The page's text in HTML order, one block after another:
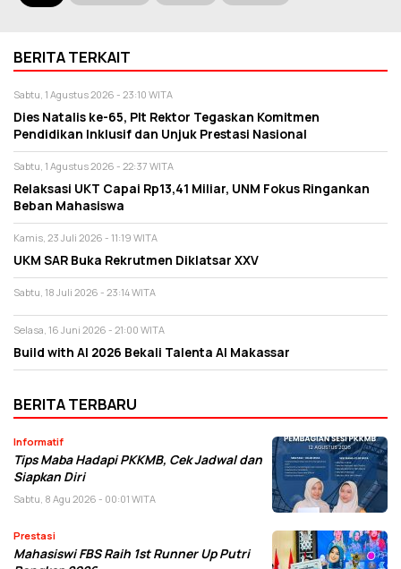
BERITA TERKAIT
Sabtu, 1 Agustus 2026 - 23:10 WITA
Dies Natalis ke-65, Plt Rektor Tegaskan Komitmen
Pendidikan Inklusif dan Unjuk Prestasi Nasional
Sabtu, 1 Agustus 2026 - 22:37 WITA
Relaksasi UKT Capai Rp13,41 Miliar, UNM Fokus Ringankan
Beban Mahasiswa
Kamis, 23 Juli 2026 - 11:19 WITA
UKM SAR Buka Rekrutmen Diklatsar XXV
Sabtu, 18 Juli 2026 - 23:14 WITA
Selasa, 16 Juni 2026 - 21:00 WITA
Build with AI 2026 Bekali Talenta AI Makassar
BERITA TERBARU
Informatif
Tips Maba Hadapi PKKMB, Cek Jadwal dan
Siapkan Diri
Sabtu, 8 Agu 2026 - 00:01 WITA
Prestasi
Mahasiswi FBS Raih 1st Runner Up Putri